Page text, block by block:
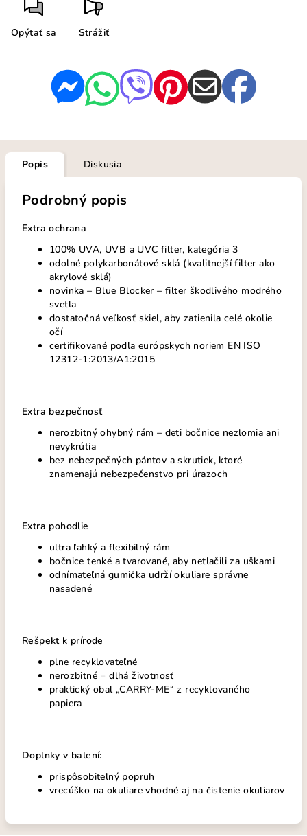
Opýtať sa Strážiť
Popis Diskusia
Podrobný popis
Extra ochrana
100% UVA, UVB a UVC filter, kategória 3
odolné polykarbonátové sklá (kvalitnejší filter ako
akrylové sklá)
novinka – Blue Blocker – filter škodlivého modrého
svetla
dostatočná veľkosť skiel, aby zatienila celé okolie
očí
certifikované podľa európskych noriem EN ISO
12312-1:2013/A1:2015
Extra bezpečnosť
nerozbitný ohybný rám – deti bočnice nezlomia ani
nevykrútia
bez nebezpečných pántov a skrutiek, ktoré
znamenajú nebezpečenstvo pri úrazoch
Extra pohodlie
ultra ľahký a flexibilný rám
bočnice tenké a tvarované, aby netlačili za uškami
odnímateľná gumička udrží okuliare správne
nasadené
Rešpekt k prírode
plne recyklovateľné
nerozbitné = dlhá životnosť
praktický obal „CARRY-ME“ z recyklovaného
papiera
Doplnky v balení:
prispôsobiteľný popruh
vrecúško na okuliare vhodné aj na čistenie okuliarov